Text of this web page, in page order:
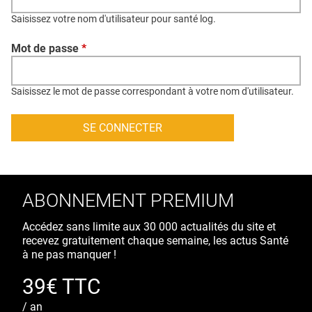
CONTACT
CRÉDITS
Saisissez votre nom d'utilisateur pour santé log.
Mot de passe *
Saisissez le mot de passe correspondant à votre nom d'utilisateur.
ABONNEMENT PREMIUM
Accédez sans limite aux 30 000 actualités du site et
recevez gratuitement chaque semaine, les actus Santé
à ne pas manquer !
39€ TTC
/ an